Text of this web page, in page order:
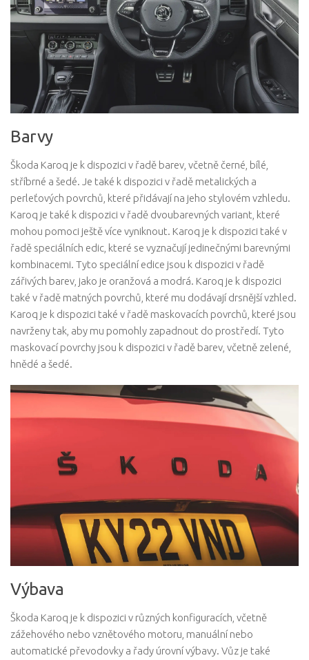
Barvy
Škoda Karoq je k dispozici v řadě barev, včetně černé, bílé,
stříbrné a šedé. Je také k dispozici v řadě metalických a
perleťových povrchů, které přidávají na jeho stylovém vzhledu.
Karoq je také k dispozici v řadě dvoubarevných variant, které
mohou pomoci ještě více vyniknout. Karoq je k dispozici také v
řadě speciálních edic, které se vyznačují jedinečnými barevnými
kombinacemi. Tyto speciální edice jsou k dispozici v řadě
zářivých barev, jako je oranžová a modrá. Karoq je k dispozici
také v řadě matných povrchů, které mu dodávají drsnější vzhled.
Karoq je k dispozici také v řadě maskovacích povrchů, které jsou
navrženy tak, aby mu pomohly zapadnout do prostředí. Tyto
maskovací povrchy jsou k dispozici v řadě barev, včetně zelené,
hnědé a šedé.
Výbava
Škoda Karoq je k dispozici v různých konfiguracích, včetně
zážehového nebo vznětového motoru, manuální nebo
automatické převodovky a řady úrovní výbavy. Vůz je také